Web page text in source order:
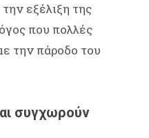
εξέλιξη της
που πολλές
την πάροδο του
συγχωρούν